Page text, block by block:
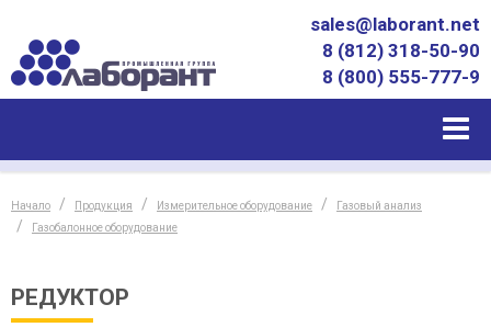
sales@laborant.net
8 (812) 318-50-90
8 (800) 555-777-9
Начало Продукция Измерительное оборудование
Газовый анализ
Газобалонное оборудование
РЕДУКТОР